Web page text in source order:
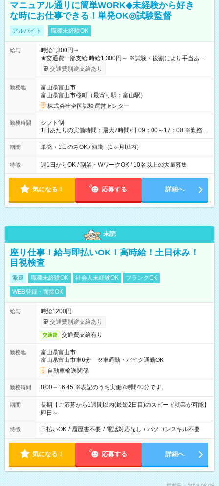
マニュアル通りに簡単WORK◆未経験から好き
な時にお仕事できる！単発OK◎試験監督
アルバイト 職種未経験OK
給与
時給1,300円～
★交通費一部支給 時給1,300円～ ※試験・役割により手当あり
※勤務回数により昇給あり 【即給（前払い）オプションあ
り！】 希望される場合、勤務から1週間ほどで給与の一部を受け
例】 ・河合塾模擬試験 8:30～17:30（休憩1時間） 時給1,300円
×8時間＝日収10,400円＋交通費 ※当日の役割により時給＋100
円の場合あり ・国家試験 7:00～13:30（休憩なし） 時給1,300
円（役割手当＋100円）×6時間＝日収8,400円＋交通費 【試用期
間】試用期間なし
交通費別途支給あり
勤務地
富山県富山市
富山県富山市桜町（最寄り駅：富山駅）
株式会社全国試験運営センター
勤務時間
シフト制
1日あたりの実働時間：最大7時間/日 09：00～17：00 ※勤務時
間は 試験により異なります。
期間 単発・1日のみOK / 短期（1ヶ月以内）
特徴 週1日からOK / 副業・WワークOK / 10名以上の大量募集
気になる！ 応募する 詳細へ
未読
座り仕事！給与即払いOK！高時給！土日休み！
目視検査
派遣 職種未経験OK 社会人未経験OK
ブランクOK
WEB登録・面接OK
給与
時給1200円
交通費別途支給あり
交通費 交通費支給有り
勤務地
富山県富山市
富山県富山市車6分 ※車通勤・バイク通勤OK
自動車輸送関係
勤務時間 8:00～16:45 ※表記のうち実働7時間40分です。
期間
長期【ご応募から1週間以内(最短2日目)のスピード就業が可能】
即日～
特徴 日払いOK / 履歴書不要 / 電話対応なし / パソコンスキル不要
気になる！ 応募する 詳細へ